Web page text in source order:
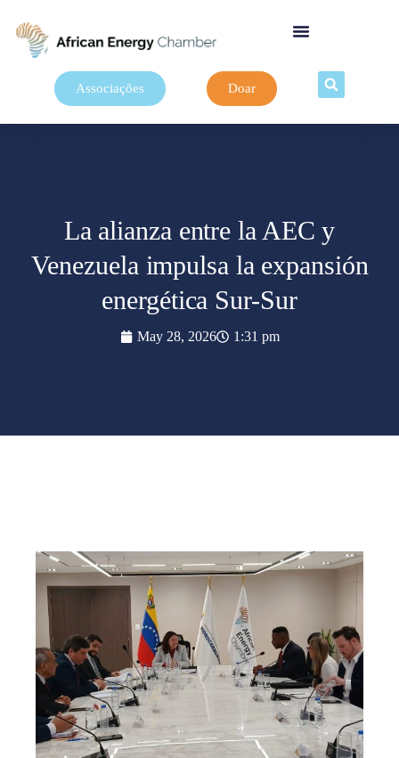
Associações Doar
La alianza entre la AEC y
Venezuela impulsa la expansión
energética Sur-Sur
May 28, 2026 1:31 pm